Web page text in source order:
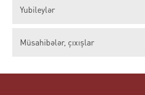
Yubileylər
Müsahibələr, çıxışlar